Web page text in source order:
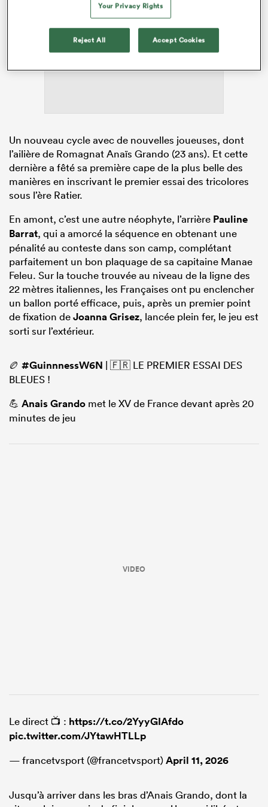
ADVERTISEMENT
Un nouveau cycle avec de nouvelles joueuses, dont
l’ailière de Romagnat Anaïs Grando (23 ans). Et cette
dernière a fêté sa première cape de la plus belle des
manières en inscrivant le premier essai des tricolores
sous l’ère Ratier.
En amont, c’est une autre néophyte, l’arrière Pauline
Barrat, qui a amorcé la séquence en obtenant une
pénalité au conteste dans son camp, complétant
parfaitement un bon plaquage de sa capitaine Manae
Feleu. Sur la touche trouvée au niveau de la ligne des
22 mètres italiennes, les Françaises ont pu enclencher
un ballon porté efficace, puis, après un premier point
de fixation deJoanna Grisez, lancée plein fer, le jeu est
sorti sur l’extérieur.
🏉 #GuinnnessW6N | 🇫🇷 LE PREMIER ESSAI DES
BLEUES !
💪 Anais Grando met le XV de France devant après 20
minutes de jeu
VIDEO
Le direct 📺 : https://t.co/2YyyGIAfdo
pic.twitter.com/JYtawHTLLp
— francetvsport (@francetvsport)April 11, 2026
Jusqu’à arriver dans les bras d’Anais Grando, dont la
Your Privacy Rights
Reject All Accept Cookies